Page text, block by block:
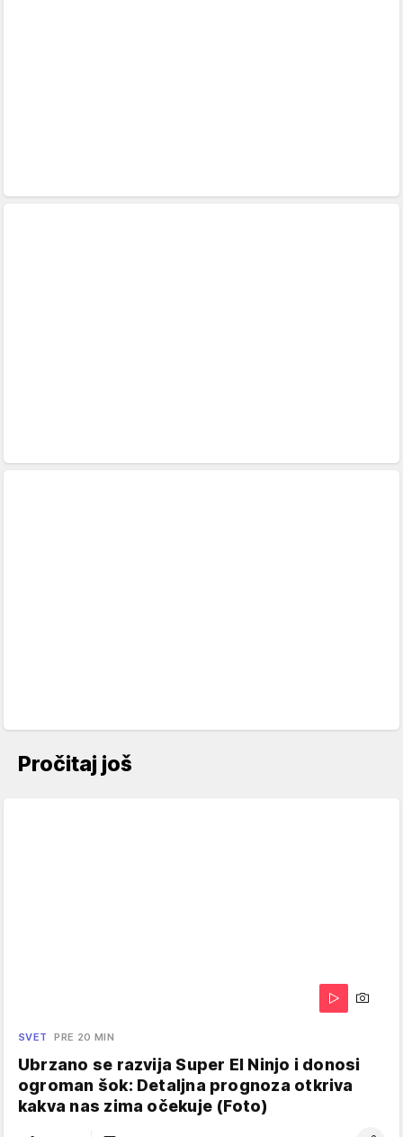
Pročitaj još
SVET PRE 20 MIN
Ubrzano se razvija Super El Ninjo i donosi
ogroman šok: Detaljna prognoza otkriva
kakva nas zima očekuje (Foto)